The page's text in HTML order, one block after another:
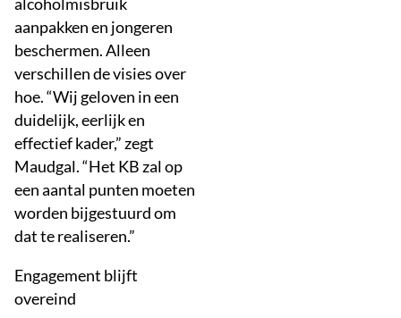
aanpakken en jongeren
beschermen. Alleen
verschillen de visies over
hoe. “Wij geloven in een
duidelijk, eerlijk en
effectief kader,” zegt
Maudgal. “Het KB zal op
een aantal punten moeten
worden bijgestuurd om
dat te realiseren.”
Engagement blijft
overeind